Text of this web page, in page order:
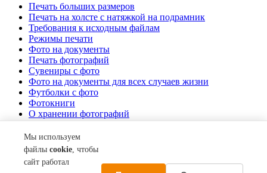
Мы используем
файлы cookie, чтобы
сайт работал
Печать больших размеров
Печать на холсте c натяжкой на подрамник
Требования к исходным файлам
Режимы печати
Фото на документы
Печать фотографий
Сувениры с фото
Фото на документы для всех случаев жизни
Футболки с фото
Фотокниги
О хранении фотографий
Стоимость услуг
О компании
Контакты